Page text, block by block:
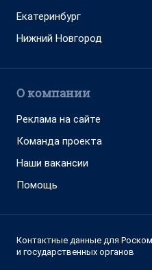
Екатеринбург
Нижний Новгород
О компании
Реклама на сайте
Команда проекта
Наши вакансии
Помощь
Контактные данные для
и государственных органов